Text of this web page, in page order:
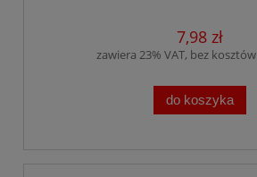
7,98 zł
zawiera 23% VAT, bez
do koszyka